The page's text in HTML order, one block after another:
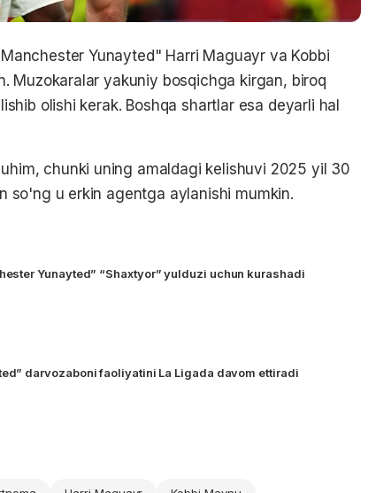
Yunayted" Harri Maguayr va Kobbi
Muzokaralar yakuniy bosqichga kirgan, biroq
olishi kerak. Boshqa shartlar esa deyarli hal
chunki uning amaldagi kelishuvi 2025 yil 30
so'ng u erkin agentga aylanishi mumkin.
Yunayted” “Shaxtyor” yulduzi uchun kurashadi
darvozaboni faoliyatini La Ligada davom ettiradi